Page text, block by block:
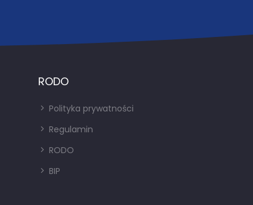
RODO
Polityka prywatności
Regulamin
RODO
BIP